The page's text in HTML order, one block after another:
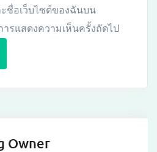
ชื่อเว็บไซต์ของฉันบน
ารแสดงความเห็นครั้งถัดไป
Owner